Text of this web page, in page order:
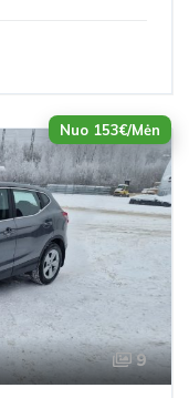
Nuo 153€/Mėn
9